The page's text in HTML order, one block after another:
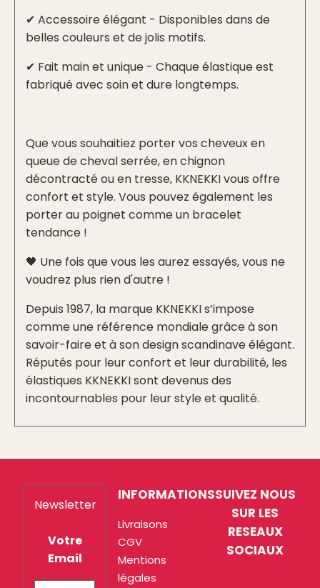
✔ Accessoire élégant - Disponibles dans de
belles couleurs et de jolis motifs.
✔ Fait main et unique - Chaque élastique est
fabriqué avec soin et dure longtemps.
Que vous souhaitiez porter vos cheveux en
queue de cheval serrée, en chignon
décontracté ou en tresse, KKNEKKI vous offre
confort et style. Vous pouvez également les
porter au poignet comme un bracelet
tendance !
🖤 Une fois que vous les aurez essayés, vous ne
voudrez plus rien d'autre !
Depuis 1987, la marque KKNEKKI s’impose
comme une référence mondiale grâce à son
savoir-faire et à son design scandinave élégant.
Réputés pour leur confort et leur durabilité, les
élastiques KKNEKKI sont devenus des
incontournables pour leur style et qualité.
Newsletter
Votre
Email
INFORMATIONS
Livraisons
CGV
Mentions
légales
SUIVEZ NOUS
SUR LES
RESEAUX
SOCIAUX